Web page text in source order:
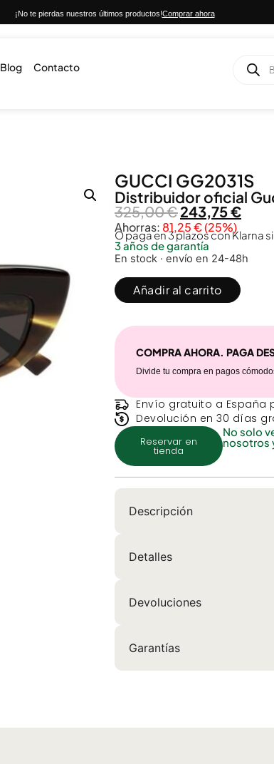
¡No te pierdas nuestros últimos productos!Comprar ahora
Blog Contacto
GUCCI GG2031S
Distribuidor oficial
325,00€243,75€
Ahorras: 81,25€(25%)
O paga en 3 plazos con Klarna
3 años de garantía
En stock · envío en 24-48h
Añadir al carrito
COMPRA AHORA. PAGA
Divide tu compra en pagos
Envío gratuito a España
Devolución en 30 días
Reservar en
tienda
No solo
nosotros
Descripción
Detalles
Devoluciones
Garantías